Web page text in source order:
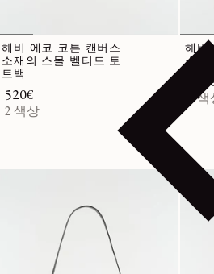
헤비 에코 코튼 캔버스
소재의 스몰 벨티드 토
트백
정가
520€
2 색상
헤비
소재
정
2